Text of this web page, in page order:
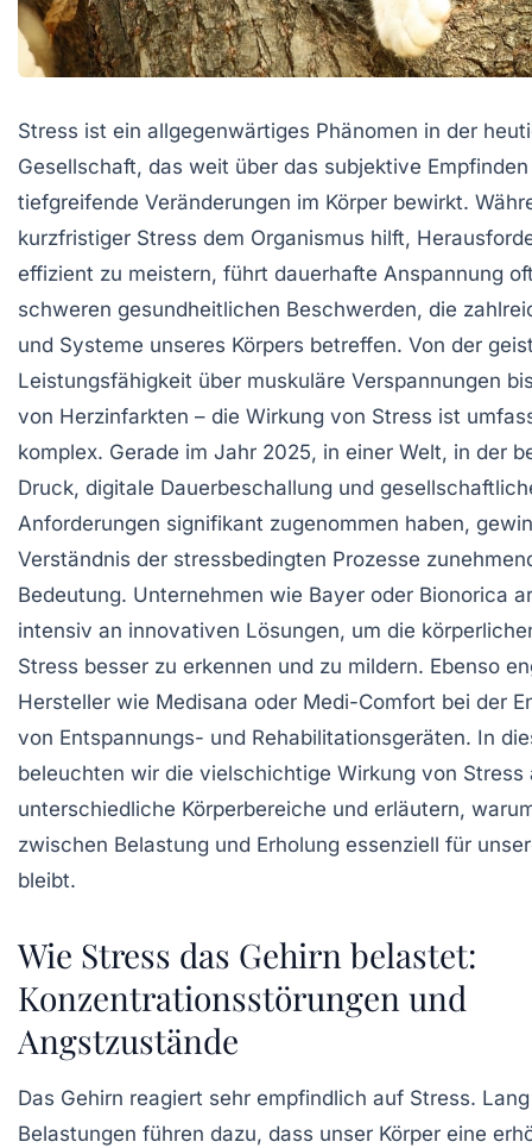
Stress ist ein allgegenwärtiges Phänomen in der
Gesellschaft, das weit über das subjektive
tiefgreifende Veränderungen im Körper bewirkt.
kurzfristiger Stress dem Organismus hilft,
effizient zu meistern, führt dauerhafte Anspannung
schweren gesundheitlichen Beschwerden, die
und Systeme unseres Körpers betreffen. Von der
Leistungsfähigkeit über muskuläre Verspannungen
von Herzinfarkten – die Wirkung von Stress ist
komplex. Gerade im Jahr 2025, in einer Welt, in der
Druck, digitale Dauerbeschallung und
Anforderungen signifikant zugenommen haben,
Verständnis der stressbedingten Prozesse
Bedeutung. Unternehmen wie Bayer oder Bionorica
intensiv an innovativen Lösungen, um die
Stress besser zu erkennen und zu mildern. Ebenso
Hersteller wie Medisana oder Medi-Comfort bei der
von Entspannungs- und Rehabilitationsgeräten. In
beleuchten wir die vielschichtige Wirkung von Stress
unterschiedliche Körperbereiche und erläutern,
zwischen Belastung und Erholung essenziell für
bleibt.
Wie Stress das Gehirn belastet:
Konzentrationsstörungen und
Angstzustände
Das Gehirn reagiert sehr empfindlich auf Stress.
Belastungen führen dazu, dass unser Körper eine